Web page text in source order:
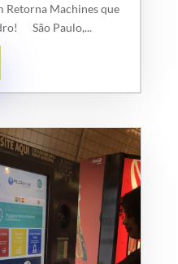
Retorna Machines que
São Paulo,...